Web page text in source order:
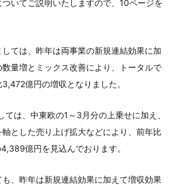
いてご説明いたしますので、10ページを
ては、昨年は両事業の新規連結効果に加
量増とミックス改善により、トータルで
億円の増収となりました。
は、中東欧の1～3月分の上乗せに加え、
とした売り上げ拡大などにより、前年比
億円を見込んでおります。
、昨年は新規連結効果に加えて増収効果